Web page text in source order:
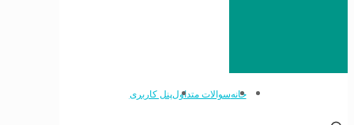
خانهسوالات متداولپنل کاربری